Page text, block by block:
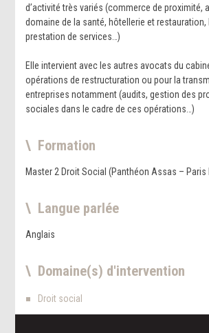
d’activité très variés (commerce de proximité,
domaine de la santé, hôtellerie et restauration,
prestation de services…)
Elle intervient avec les autres avocats du
opérations de restructuration ou pour la
entreprises notamment (audits, gestion des
sociales dans le cadre de ces opérations…)
Formation
Master 2 Droit Social (Panthéon Assas – Paris
Langue parlée
Anglais
Domaine(s) d'intervention
Droit social